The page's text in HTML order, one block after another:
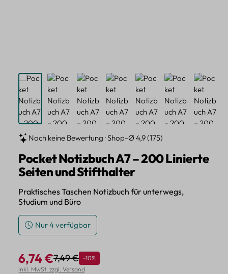
Noch keine Bewertung · Shop-Ø 4,9 (175)
Pocket Notizbuch A7 – 200 Linierte
Seiten und Stifthalter
Praktisches Taschen Notizbuch für unterwegs,
Studium und Büro
Nur 4 verfügbar
Verkaufspreis:
6,74 €Regulärer Preis:
7,49 € Rabatt
-10%
inkl. MwSt. zzgl. Versand